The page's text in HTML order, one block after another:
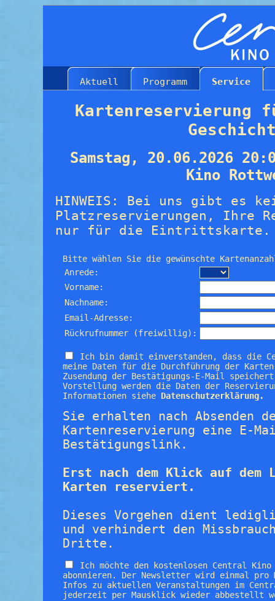
Aktuell Programm Service
Kartenreservierung
Samstag, 20.06.2026
Kino
HINWEIS: Bei uns gibt es
Platzreservierungen, Ihre
nur für die Eintrittskarte.
Bitte wählen Sie die gewünschte
Anrede:
Vorname:
Nachname:
Email-Adresse:
Rückrufnummer (freiwillig):
Ich bin damit einverstanden, dass die
meine Daten für die Durchführung der
Zusendung der Bestätigungs-E-Mail
Vorstellung werden die Daten der
Informationen siehe Datenschutzerklärung.
Sie erhalten nach Absenden
Kartenreservierung eine E-
Bestätigungslink.
Erst nach dem Klick auf
Karten reserviert.
Dieses Vorgehen dient
und verhindert den
Dritte.
Ich möchte den kostenlosen Central
abonnieren. Der Newsletter wird einmal pro
Infos zu aktuellen Veranstaltungen im
jederzeit per Mausklick wieder abbestellt